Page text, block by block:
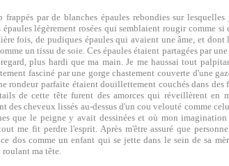
par de blanches épaules rebondies sur lesquelles
légèrement rosées qui semblaient rougir comme si
fois, de pudiques épaules qui avaient une âme, et dont
un tissu de soie. Ces épaules étaient partagées par
plus hardi que ma main. Je me haussai tout
fasciné par une gorge chastement couverte d'une
rondeur parfaite étaient douillettement couchés dans des
de cette tête furent des amorces qui réveillèrent en
des cheveux lissés au-dessus d'un cou velouté comme
que le peigne y avait dessinées et où mon
me fit perdre l'esprit. Après m'être assuré que
dos comme un enfant qui se jette dans le sein de sa
roulant ma tête.